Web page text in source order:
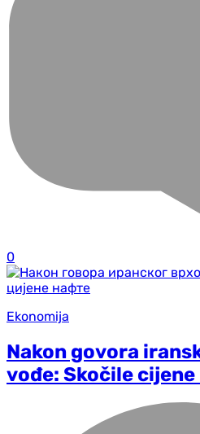
0
Ekonomija
Nakon govora
vođe: Skočile